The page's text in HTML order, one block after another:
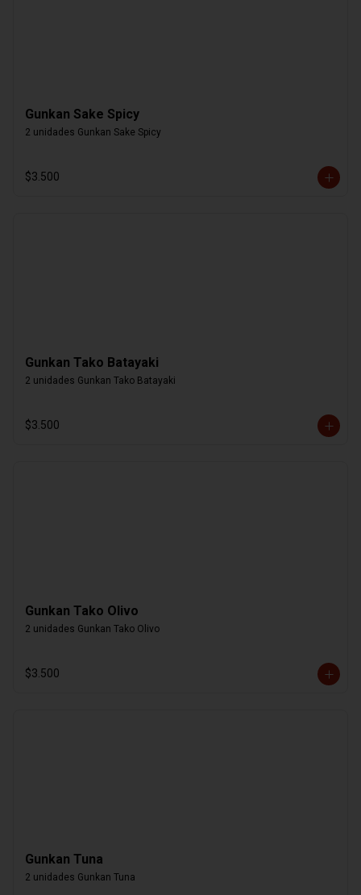
Gunkan Sake Spicy
2 unidades Gunkan Sake Spicy
$3.500
Gunkan Tako Batayaki
2 unidades Gunkan Tako Batayaki
$3.500
Gunkan Tako Olivo
2 unidades Gunkan Tako Olivo
$3.500
Gunkan Tuna
2 unidades Gunkan Tuna